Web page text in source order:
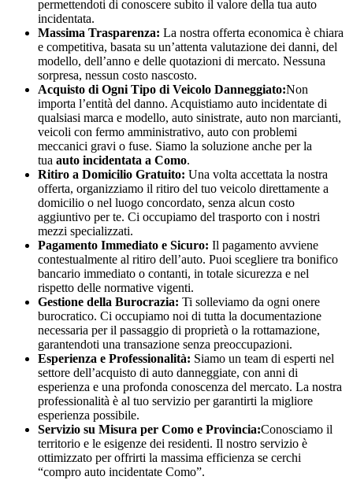
permettendoti di conoscere subito il valore della tua auto
incidentata.
Massima Trasparenza: La nostra offerta economica è chiara
e competitiva, basata su un’attenta valutazione dei danni, del
modello, dell’anno e delle quotazioni di mercato. Nessuna
sorpresa, nessun costo nascosto.
Acquisto di Ogni Tipo di Veicolo Danneggiato:Non
importa l’entità del danno. Acquistiamo auto incidentate di
qualsiasi marca e modello, auto sinistrate, auto non marcianti,
veicoli con fermo amministrativo, auto con problemi
meccanici gravi o fuse. Siamo la soluzione anche per la
tua auto incidentata a Como.
Ritiro a Domicilio Gratuito: Una volta accettata la nostra
offerta, organizziamo il ritiro del tuo veicolo direttamente a
domicilio o nel luogo concordato, senza alcun costo
aggiuntivo per te. Ci occupiamo del trasporto con i nostri
mezzi specializzati.
Pagamento Immediato e Sicuro: Il pagamento avviene
contestualmente al ritiro dell’auto. Puoi scegliere tra bonifico
bancario immediato o contanti, in totale sicurezza e nel
rispetto delle normative vigenti.
Gestione della Burocrazia: Ti solleviamo da ogni onere
burocratico. Ci occupiamo noi di tutta la documentazione
necessaria per il passaggio di proprietà o la rottamazione,
garantendoti una transazione senza preoccupazioni.
Esperienza e Professionalità: Siamo un team di esperti nel
settore dell’acquisto di auto danneggiate, con anni di
esperienza e una profonda conoscenza del mercato. La nostra
professionalità è al tuo servizio per garantirti la migliore
esperienza possibile.
Servizio su Misura per Como e Provincia:Conosciamo il
territorio e le esigenze dei residenti. Il nostro servizio è
ottimizzato per offrirti la massima efficienza se cerchi
“compro auto incidentate Como”.